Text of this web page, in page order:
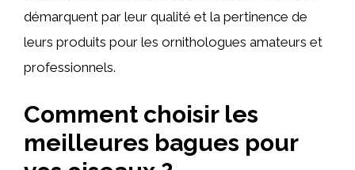
démarquent par leur qualité et la pertinence de
leurs produits pour les ornithologues amateurs et
professionnels.
Comment choisir les
meilleures bagues pour